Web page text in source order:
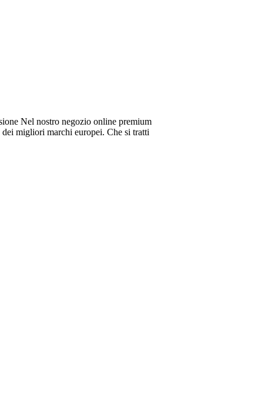
Nel nostro negozio online premium
migliori marchi europei. Che si tratti